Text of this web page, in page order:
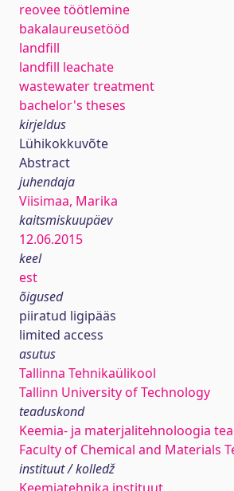
reovee töötlemine
bakalaureusetööd
landfill
landfill leachate
wastewater treatment
bachelor's theses
kirjeldus
Lühikokkuvõte
Abstract
juhendaja
Viisimaa, Marika
kaitsmiskuupäev
12.06.2015
keel
est
õigused
piiratud ligipääs
limited access
asutus
Tallinna Tehnikaülikool
Tallinn University of Technology
teaduskond
Keemia- ja materjalitehnoloogia
Faculty of Chemical and Materials
instituut / kolledž